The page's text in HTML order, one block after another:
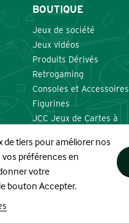
BOUTIQUE
Jeux de société
Jeux vidéos
Produits Dérivés
Retrogaming
Consoles et Accessoires
Figurines
JCC Jeux de Cartes à
Nourritures et Boissons
de tiers pour améliorer nos
préférences en
votre
bouton Accepter.